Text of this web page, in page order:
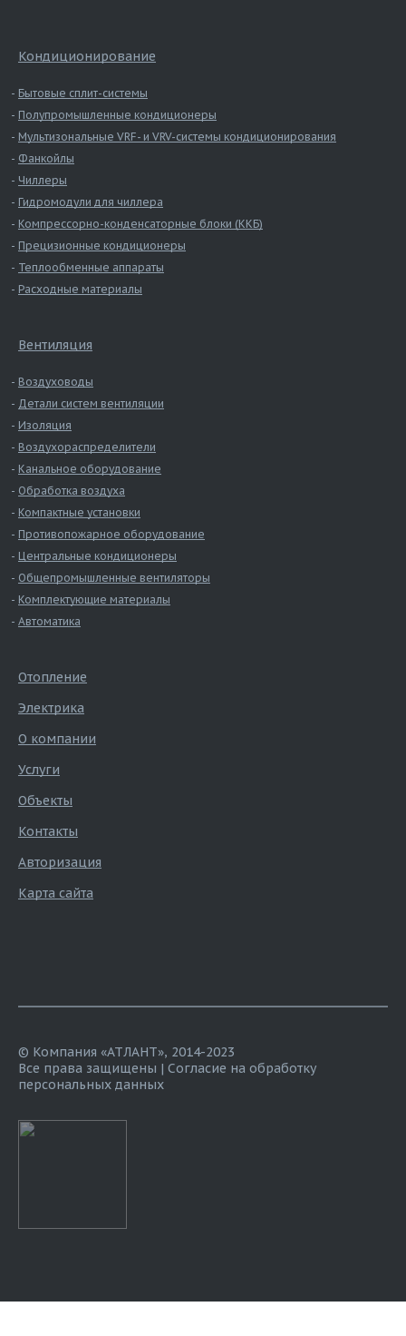
Кондиционирование
Бытовые сплит-системы
Полупромышленные кондиционеры
Мультизональные VRF- и VRV-системы кондиционирования
Фанкойлы
Чиллеры
Гидромодули для чиллера
Компрессорно-конденсаторные блоки (ККБ)
Прецизионные кондиционеры
Теплообменные аппараты
Расходные материалы
Вентиляция
Воздуховоды
Детали систем вентиляции
Изоляция
Воздухораспределители
Канальное оборудование
Обработка воздуха
Компактные установки
Противопожарное оборудование
Центральные кондиционеры
Общепромышленные вентиляторы
Комплектующие материалы
Автоматика
Отопление
Электрика
О компании
Услуги
Объекты
Контакты
Авторизация
Карта сайта
© Компания «АТЛАНТ», 2014-2023
Все права защищены | Согласие на обработку
персональных данных